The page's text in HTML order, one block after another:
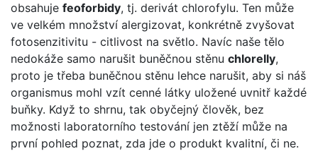
obsahuje feoforbidy, tj. derivát chlorofylu. Ten může
ve velkém množství alergizovat, konkrétně zvyšovat
fotosenzitivitu - citlivost na světlo. Navíc naše tělo
nedokáže samo narušit buněčnou stěnu chlorelly,
proto je třeba buněčnou stěnu lehce narušit, aby si náš
organismus mohl vzít cenné látky uložené uvnitř každé
buňky. Když to shrnu, tak obyčejný člověk, bez
možnosti laboratorního testování jen ztěží může na
první pohled poznat, zda jde o produkt kvalitní, či ne.